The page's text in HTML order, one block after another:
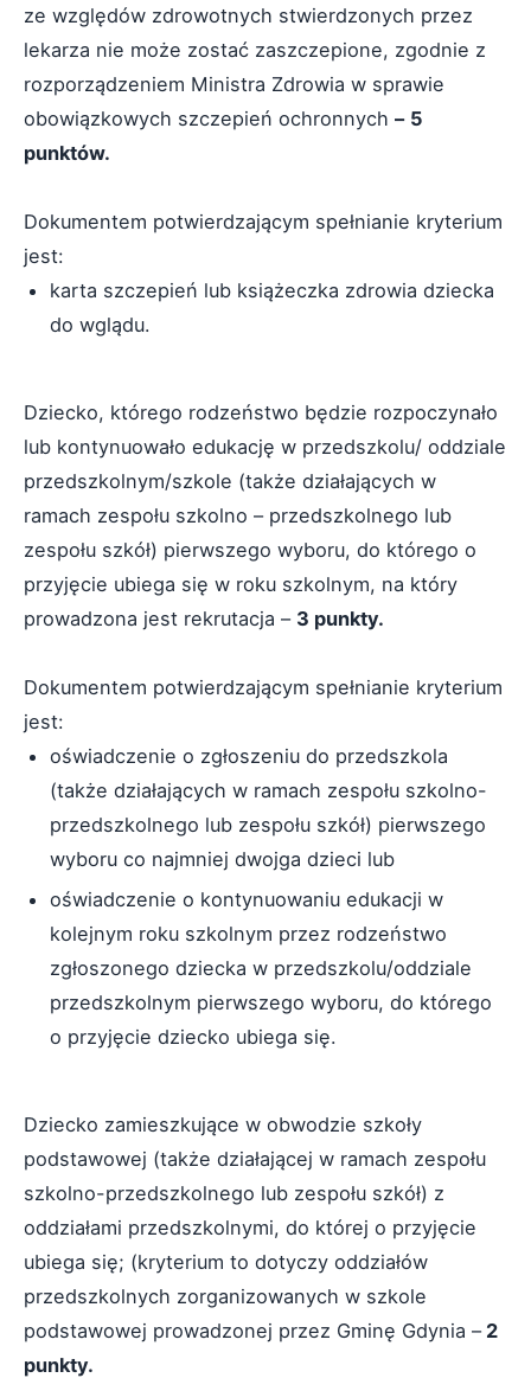
ze względów zdrowotnych stwierdzonych przez
lekarza nie może zostać zaszczepione, zgodnie z
rozporządzeniem Ministra Zdrowia w sprawie
obowiązkowych szczepień ochronnych – 5
punktów.
Dokumentem potwierdzającym spełnianie kryterium
jest:
karta szczepień lub książeczka zdrowia dziecka
do wglądu.
Dziecko, którego rodzeństwo będzie rozpoczynało
lub kontynuowało edukację w przedszkolu/ oddziale
przedszkolnym/szkole (także działających w
ramach zespołu szkolno – przedszkolnego lub
zespołu szkół) pierwszego wyboru, do którego o
przyjęcie ubiega się w roku szkolnym, na który
prowadzona jest rekrutacja – 3 punkty.
Dokumentem potwierdzającym spełnianie kryterium
jest:
oświadczenie o zgłoszeniu do przedszkola
(także działających w ramach zespołu szkolno-
przedszkolnego lub zespołu szkół) pierwszego
wyboru co najmniej dwojga dzieci lub
oświadczenie o kontynuowaniu edukacji w
kolejnym roku szkolnym przez rodzeństwo
zgłoszonego dziecka w przedszkolu/oddziale
przedszkolnym pierwszego wyboru, do którego
o przyjęcie dziecko ubiega się.
Dziecko zamieszkujące w obwodzie szkoły
podstawowej (także działającej w ramach zespołu
szkolno-przedszkolnego lub zespołu szkół) z
oddziałami przedszkolnymi, do której o przyjęcie
ubiega się; (kryterium to dotyczy oddziałów
przedszkolnych zorganizowanych w szkole
podstawowej prowadzonej przez Gminę Gdynia –2
punkty.